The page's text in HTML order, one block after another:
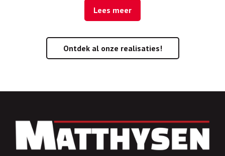
Lees meer
Ontdek al onze realisaties!